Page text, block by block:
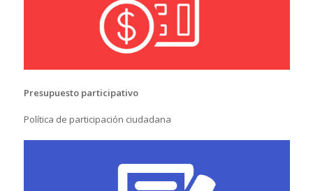
Presupuesto participativo
Política de participación ciudadana